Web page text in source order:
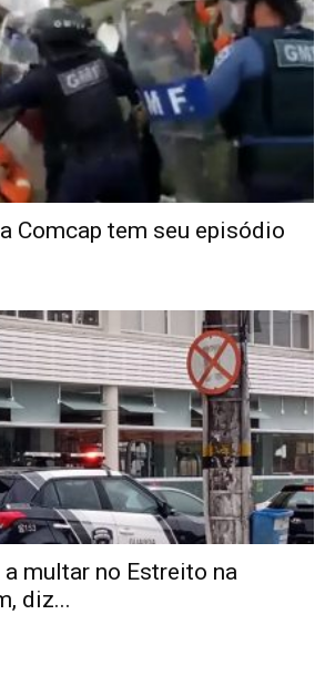
Comcap tem seu episódio
a multar no Estreito na
diz...